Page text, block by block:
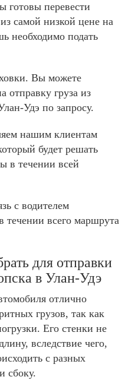
готовы перевести
самой низкой цене на
необходимо подать
Вы можете
отправку груза из
Удэ по запросу.
нашим клиентам
будет решать
в течении всей
с водителем
течении всего маршрута
для отправки
в Улан-Удэ
отлично
грузов, так как
Его стенки не
вследствие чего,
с разных
сбоку.